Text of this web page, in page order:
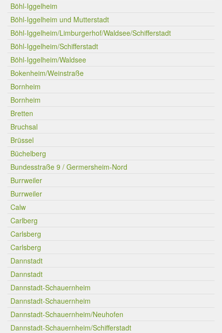
Böhl-Iggelheim
Böhl-Iggelheim und Mutterstadt
Böhl-Iggelheim/Limburgerhof/Waldsee/Schifferstadt
Böhl-Iggelheim/Schifferstadt
Böhl-Iggelheim/Waldsee
Bokenheim/Weinstraße
Bornheim
Bornheim
Bretten
Bruchsal
Brüssel
Büchelberg
Bundesstraße 9 / Germersheim-Nord
Burrweiler
Burrweiler
Calw
Carlberg
Carlsberg
Carlsberg
Dannstadt
Dannstadt
Dannstadt-Schauernheim
Dannstadt-Schauernheim
Dannstadt-Schauernheim/Neuhofen
Dannstadt-Schauernheim/Schifferstadt